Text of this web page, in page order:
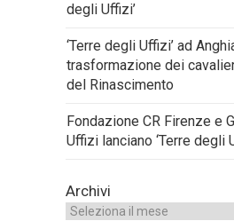
degli Uffizi’
‘Terre degli Uffizi’ ad
trasformazione dei
del Rinascimento
Fondazione CR Firenze e
Uffizi lanciano ‘Terre degli
Archivi